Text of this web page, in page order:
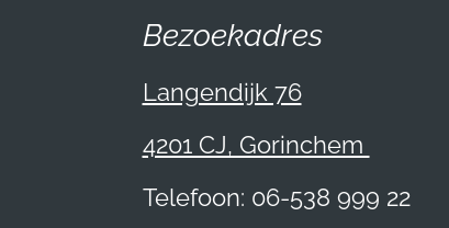
Bezoekadres
Langendijk 76
4201 CJ, Gorinchem
Telefoon: 06-538 999 22